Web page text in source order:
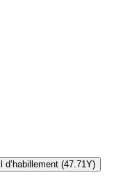
d’habillement (47.71Y)